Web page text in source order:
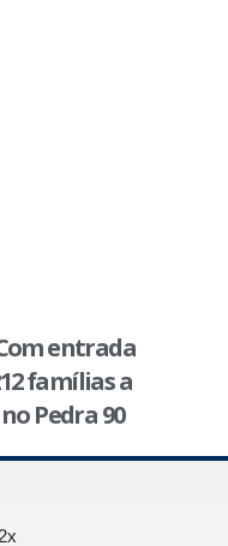
Com entrada
famílias a
Pedra 90